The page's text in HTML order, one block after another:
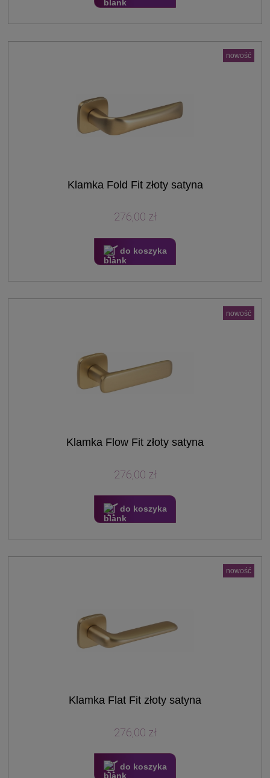
Klamka Fold Fit złoty satyna
276,00 zł
do koszyka
nowość
Klamka Flow Fit złoty satyna
276,00 zł
do koszyka
nowość
Klamka Flat Fit złoty satyna
276,00 zł
do koszyka
nowość